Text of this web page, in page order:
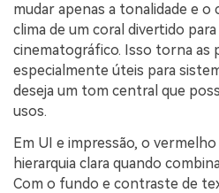
mudar apenas a tonalidade e
clima de um coral divertido
cinematográfico. Isso torna as
especialmente úteis para
deseja um tom central que
usos.
Em UI e impressão, o
hierarquia clara quando
Com o fundo e contraste de